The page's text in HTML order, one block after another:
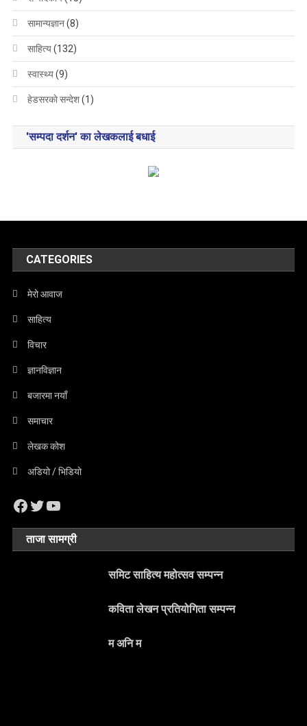
सामान्यज्ञान(8)
साहित्य(132)
स्वास्थ्य(9)
हेडसरकाे सन्देश(1)
'सम्पदा दर्शन' का लेखकलाई बधाई
CATEGORIES
मेरो आवाज
साहित्य
विचार
ज्ञानविज्ञान
बजारमा नयाँ
समाचार
लेखक कोश
अडियो / भिडियो
Facebook
Twitter
YouTube
ताजा सामग्री
समिट साहित्य महोत्सव सम्पन्न
कविता लेखन प्रतियोगिता सम्पन्न
म अनि म